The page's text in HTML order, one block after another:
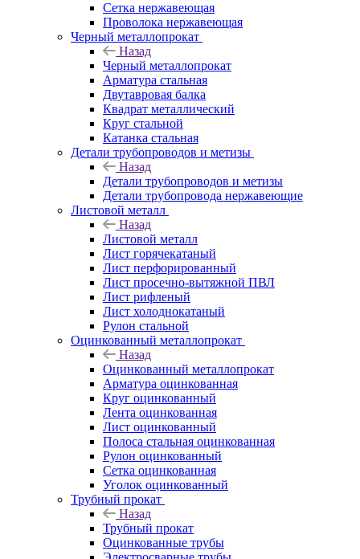
Сетка нержавеющая
Проволока нержавеющая
Черный металлопрокат
Назад
Черный металлопрокат
Арматура стальная
Двутавровая балка
Квадрат металлический
Круг стальной
Катанка стальная
Детали трубопроводов и метизы
Назад
Детали трубопроводов и метизы
Детали трубопровода нержавеющие
Листовой металл
Назад
Листовой металл
Лист горячекатаный
Лист перфорированный
Лист просечно-вытяжной ПВЛ
Лист рифленый
Лист холоднокатаный
Рулон стальной
Оцинкованный металлопрокат
Назад
Оцинкованный металлопрокат
Арматура оцинкованная
Круг оцинкованный
Лента оцинкованная
Лист оцинкованный
Полоса стальная оцинкованная
Рулон оцинкованный
Сетка оцинкованная
Уголок оцинкованный
Трубный прокат
Назад
Трубный прокат
Оцинкованные трубы